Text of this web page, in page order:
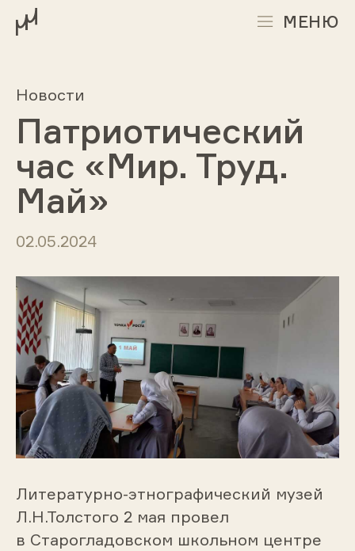
МЕНЮ
Новости
Патриотический
час «Мир. Труд.
Май»
02.05.2024
Литературно-этнографический музей
Л.Н.Толстого 2 мая провел
в Старогладовском школьном центре